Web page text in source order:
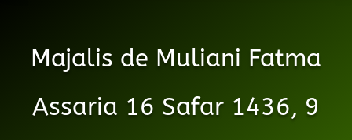
Majalis de Muliani Fatma
Assaria 16 Safar 1436, 9